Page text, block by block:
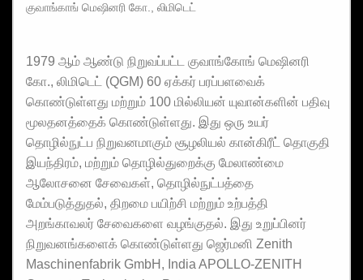
குவாங்காங் மெஷினரி கோ., லிமிடெட்
1979 ஆம் ஆண்டு நிறுவப்பட்ட குவாங்கோங் மெஷினரி
கோ., லிமிடெட் (QGM) 60 ஏக்கர் பரப்பளவைக்
கொண்டுள்ளது மற்றும் 100 மில்லியன் யுவான்களின் பதிவு
மூலதனத்தைக் கொண்டுள்ளது. இது ஒரு உயர்
தொழில்நுட்ப நிறுவனமாகும் சூழலியல் கான்கிரீட் தொகுதி
இயந்திரம், மற்றும் தொழில்துறைக்கு மேலாண்மை
ஆலோசனை சேவைகள், தொழில்நுட்பத்தை
மேம்படுத்துதல், திறமை பயிற்சி மற்றும் உற்பத்தி
அறங்காவலர் சேவைகளை வழங்குதல். இது உறுப்பினர்
நிறுவனங்களைக் கொண்டுள்ளது ஜெர்மனி Zenith
Maschinenfabrik GmbH, India APOLLO-ZENITH